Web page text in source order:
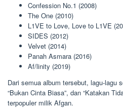
Confession No.1 (2008)
The One (2010)
L1VE to Love, Love to L1VE
SIDES (2012)
Velvet (2014)
Panah Asmara (2016)
Af/linity (2019)
Dari semua album tersebut, lagu-lagu
“Bukan Cinta Biasa”, dan “Katakan
terpopuler milik Afgan.